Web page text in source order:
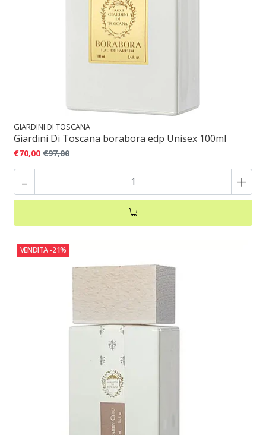
GIARDINI DI TOSCANA
Giardini Di Toscana borabora edp Unisex 100ml
€70,00 €97,00
- +
VENDITA -21%